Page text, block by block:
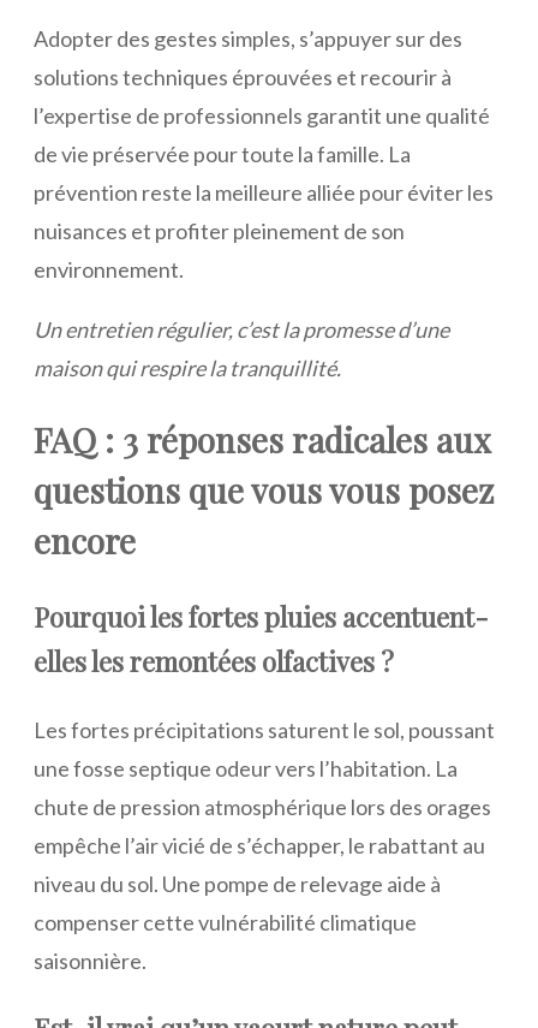
Adopter des gestes simples, s’appuyer sur des
solutions techniques éprouvées et recourir à
l’expertise de professionnels garantit une qualité
de vie préservée pour toute la famille. La
prévention reste la meilleure alliée pour éviter les
nuisances et profiter pleinement de son
environnement.
Un entretien régulier, c’est la promesse d’une
maison qui respire la tranquillité.
FAQ : 3 réponses radicales aux
questions que vous vous posez
encore
Pourquoi les fortes pluies accentuent-
elles les remontées olfactives ?
Les fortes précipitations saturent le sol, poussant
une fosse septique odeur vers l’habitation. La
chute de pression atmosphérique lors des orages
empêche l’air vicié de s’échapper, le rabattant au
niveau du sol. Une pompe de relevage aide à
compenser cette vulnérabilité climatique
saisonnière.